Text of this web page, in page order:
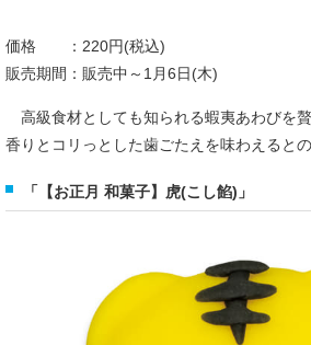
価格 ：220円(税込)
販売期間：販売中～1月6日(木)
高級食材としても知られる蝦夷あわびを
香りとコリっとした歯ごたえを味わえるとの
「【お正月 和菓子】虎(こし餡)」